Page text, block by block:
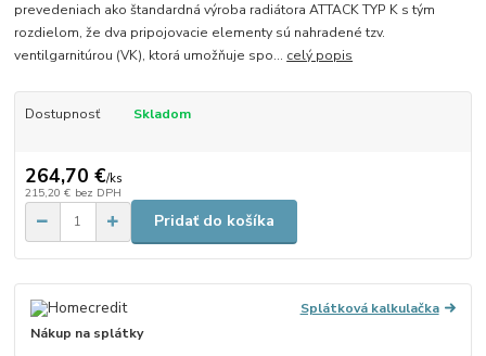
prevedeniach ako štandardná výroba radiátora ATTACK TYP K s tým
rozdielom, že dva pripojovacie elementy sú nahradené tzv.
ventilgarnitúrou (VK), ktorá umožňuje spo... celý popis
Dostupnosť Skladom
264,70 €/ks
215,20 € bez DPH
Pridať do košíka
Splátková kalkulačka
Nákup na splátky